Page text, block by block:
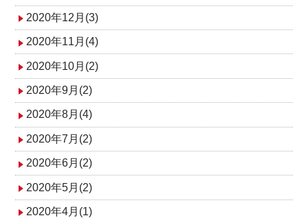
2020年12月(3)
2020年11月(4)
2020年10月(2)
2020年9月(2)
2020年8月(4)
2020年7月(2)
2020年6月(2)
2020年5月(2)
2020年4月(1)